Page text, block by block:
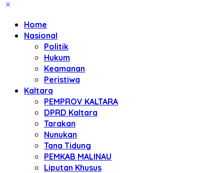
Home
Nasional
Politik
Hukum
Keamanan
Peristiwa
Kaltara
PEMPROV KALTARA
DPRD Kaltara
Tarakan
Nunukan
Tana Tidung
PEMKAB MALINAU
Liputan Khusus